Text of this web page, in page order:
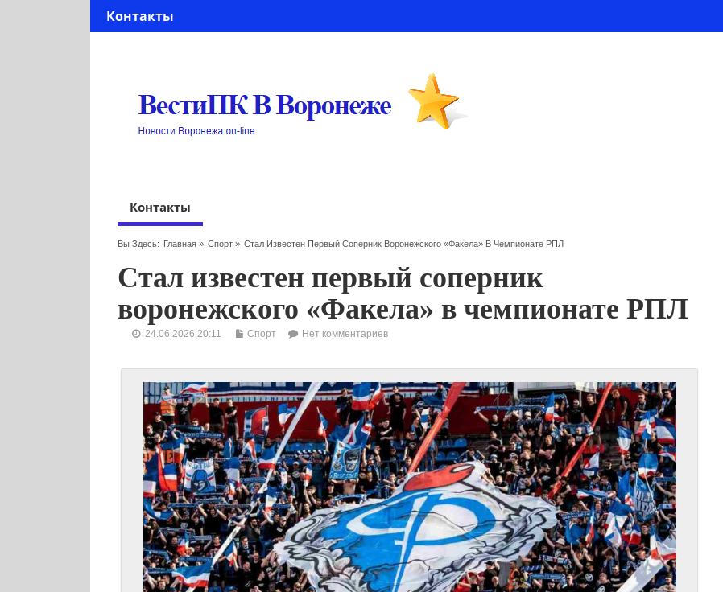
Контакты
Контакты
Вы Здесь: Главная» Спорт » Стал Известен Первый Соперник Воронежского «Факела» В Чемпионате РПЛ
Стал известен первый соперник
воронежского «Факела» в чемпионате РПЛ
24.06.2026 20:11 Спорт Нет комментариев